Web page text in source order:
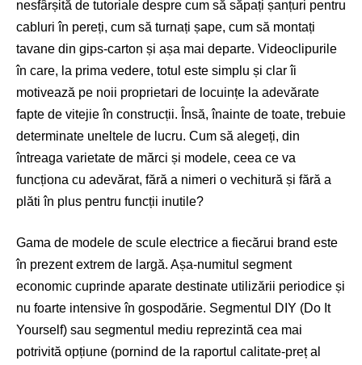
nesfârșită de tutoriale despre cum să săpați șanțuri pentru
cabluri în pereți, cum să turnați șape, cum să montați
tavane din gips-carton și așa mai departe. Videoclipurile
în care, la prima vedere, totul este simplu și clar îi
motivează pe noii proprietari de locuințe la adevărate
fapte de vitejie în construcții. Însă, înainte de toate, trebuie
determinate uneltele de lucru. Cum să alegeți, din
întreaga varietate de mărci și modele, ceea ce va
funcționa cu adevărat, fără a nimeri o vechitură și fără a
plăti în plus pentru funcții inutile?
Gama de modele de scule electrice a fiecărui brand este
în prezent extrem de largă. Așa-numitul segment
economic cuprinde aparate destinate utilizării periodice și
nu foarte intensive în gospodărie. Segmentul DIY (Do It
Yourself) sau segmentul mediu reprezintă cea mai
potrivită opțiune (pornind de la raportul calitate-preț al